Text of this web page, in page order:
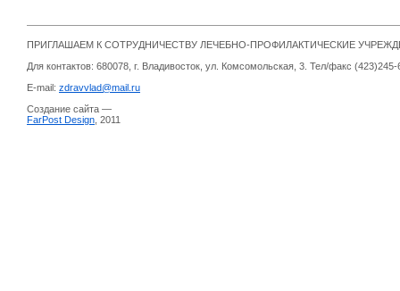
ПРИГЛАШАЕМ К СОТРУДНИЧЕСТВУ ЛЕЧЕБНО-ПРОФИЛАКТИЧЕСКИЕ
Для контактов: 680078, г. Владивосток, ул. Комсомольская, 3. Тел/факс
E-mail: zdravvlad@mail.ru
Создание сайта —
FarPost Design , 2011